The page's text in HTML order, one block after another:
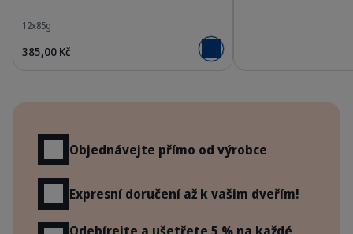
12x85g
385,00 Kč Přidat do košíku
Objednávejte přímo od výrobce
Expresní doručení až k vašim dveřím!